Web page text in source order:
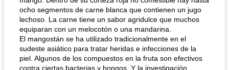
ocho segmentos de carne blanca que contienen un jugo
lechoso. La carne tiene un sabor agridulce que muchos
equiparan con un melocotón o una mandarina.
El mangostán se ha utilizado tradicionalmente en el
sudeste asiático para tratar heridas e infecciones de la
piel. Algunos de los compuestos en la fruta son efectivos
contra ciertas bacterias y hongos. Y la investigación